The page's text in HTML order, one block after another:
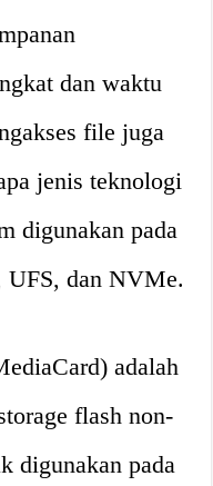
dan waktu
file juga
jenis teknologi
digunakan pada
UFS, dan NVMe.
adalah
flash non-
digunakan pada